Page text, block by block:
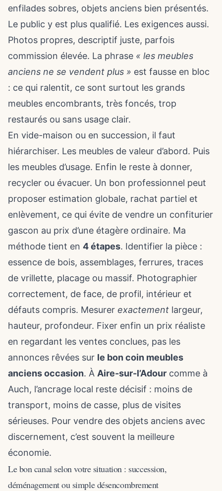
enfilades sobres, objets anciens bien présentés.
Le public y est plus qualifié. Les exigences aussi.
Photos propres, descriptif juste, parfois
commission élevée. La phrase « les meubles
anciens ne se vendent plus » est fausse en bloc
: ce qui ralentit, ce sont surtout les grands
meubles encombrants, très foncés, trop
restaurés ou sans usage clair.
En vide-maison ou en succession, il faut
hiérarchiser. Les meubles de valeur d’abord. Puis
les meubles d’usage. Enfin le reste à donner,
recycler ou évacuer. Un bon professionnel peut
proposer estimation globale, rachat partiel et
enlèvement, ce qui évite de vendre un confiturier
gascon au prix d’une étagère ordinaire. Ma
méthode tient en 4 étapes. Identifier la pièce :
essence de bois, assemblages, ferrures, traces
de vrillette, placage ou massif. Photographier
correctement, de face, de profil, intérieur et
défauts compris. Mesurer exactement largeur,
hauteur, profondeur. Fixer enfin un prix réaliste
en regardant les ventes conclues, pas les
annonces rêvées sur le bon coin meubles
anciens occasion. À Aire-sur-l’Adour comme à
Auch, l’ancrage local reste décisif : moins de
transport, moins de casse, plus de visites
sérieuses. Pour vendre des objets anciens avec
discernement, c’est souvent la meilleure
économie.
Le bon canal selon votre situation : succession,
déménagement ou simple désencombrement